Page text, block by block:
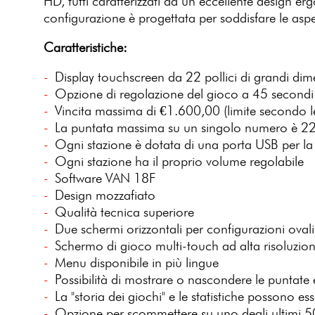
configurazione è progettata per soddisfare le
Caratteristiche:
Display touchscreen da 22 pollici di grandi
Opzione di regolazione del gioco a 45
Vincita massima di €1.600,00 (limite secondo
La puntata massima su un singolo numero è
Ogni stazione è dotata di una porta USB per
Ogni stazione ha il proprio volume regolabile
Software VAN 18F
Design mozzafiato
Qualità tecnica superiore
Due schermi orizzontali per configurazioni
Schermo di gioco multi-touch ad alta
Menu disponibile in più lingue
Possibilità di mostrare o nascondere le puntate
La "storia dei giochi" e le statistiche possono